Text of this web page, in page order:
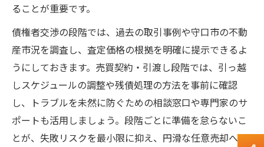
ることが重要です。
債権者交渉の段階では、過去の取引事例や守口市の不動
産市況を調査し、査定価格の根拠を明確に提示できるよ
うにしておきます。売買契約・引渡し段階では、引っ越
しスケジュールの調整や残債処理の方法を事前に確認
し、トラブルを未然に防ぐための相談窓口や専門家のサ
ポートも活用しましょう。段階ごとに準備を怠らないこ
とが、失敗リスクを最小限に抑え、円滑な任意売却へと